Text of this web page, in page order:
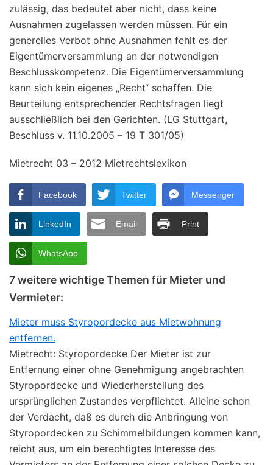
zulässig, das bedeutet aber nicht, dass keine
Ausnahmen zugelassen werden müssen. Für ein
generelles Verbot ohne Ausnahmen fehlt es der
Eigentümerversammlung an der notwendigen
Beschlusskompetenz. Die Eigentümerversammlung
kann sich kein eigenes „Recht“ schaffen. Die
Beurteilung entsprechender Rechtsfragen liegt
ausschließlich bei den Gerichten. (LG Stuttgart,
Beschluss v. 11.10.2005 – 19 T 301/05)
Mietrecht 03 – 2012 Mietrechtslexikon
Facebook Twitter Messenger
LinkedIn Email Print
WhatsApp
7 weitere wichtige Themen für Mieter und
Vermieter:
Mieter muss Styropordecke aus Mietwohnung
entfernen.
Mietrecht: Styropordecke Der Mieter ist zur
Entfernung einer ohne Genehmigung angebrachten
Styropordecke und Wiederherstellung des
ursprünglichen Zustandes verpflichtet. Alleine schon
der Verdacht, daß es durch die Anbringung von
Styropordecken zu Schimmelbildungen kommen kann,
reicht aus, um ein berechtigtes Interesse des